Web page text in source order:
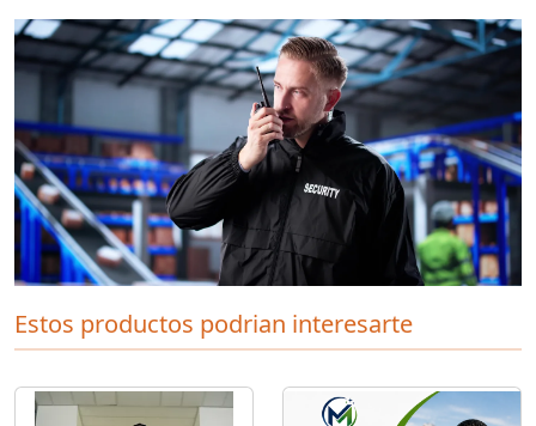
Estos productos podrian interesarte